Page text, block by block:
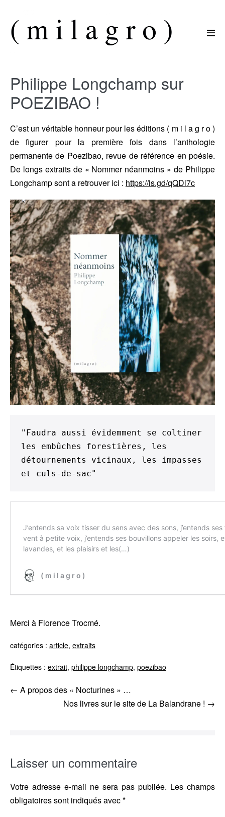
contenu
Philippe Longchamp sur
POEZIBAO !
C’est un véritable honneur pour les éditions ( m i l a g r o )
de figurer pour la première fois dans l’anthologie
permanente de Poezibao, revue de référence en poésie.
De longs extraits de « Nommer néanmoins » de Philippe
Longchamp sont a retrouver ici : https://is.gd/qQDl7c
"Faudra aussi évidemment se coltiner
les embûches forestières, les
détournements vicinaux, les impasses
et culs-de-sac"
Merci à Florence Trocmé.
catégories : article, extraits
Étiquettes : extrait, philippe longchamp, poezibao
Navigation
← A propos des « Nocturines » …
Nos livres sur le site de La Balandrane ! →
Laisser un commentaire
Votre adresse e-mail ne sera pas publiée. Les champs
obligatoires sont indiqués avec*